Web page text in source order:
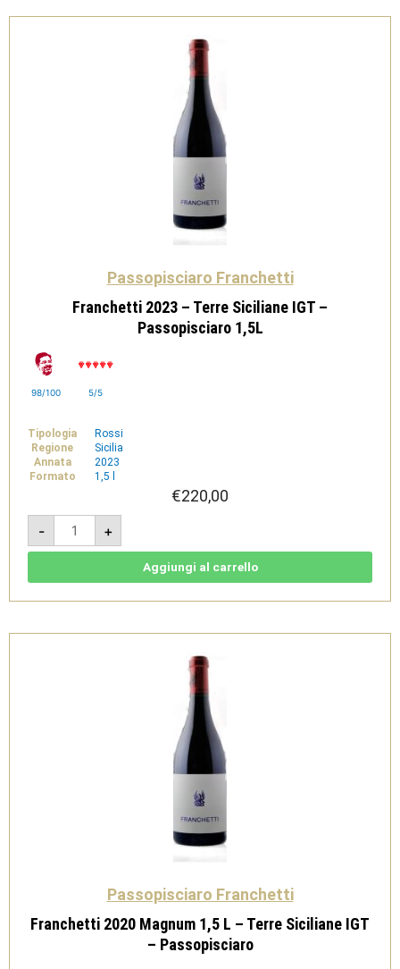
Passopisciaro Franchetti
Franchetti 2023 – Terre Siciliane IGT –
Passopisciaro 1,5L
98/100 5/5
Tipologia
Rossi
Regione
Sicilia
Annata
2023
Formato
1,5 l
€220,00
-
Franchetti
2023
-
Terre
Passopisciaro
+
Aggiungi al carrello
Passopisciaro Franchetti
Franchetti 2020 Magnum 1,5 L – Terre Siciliane IGT
– Passopisciaro